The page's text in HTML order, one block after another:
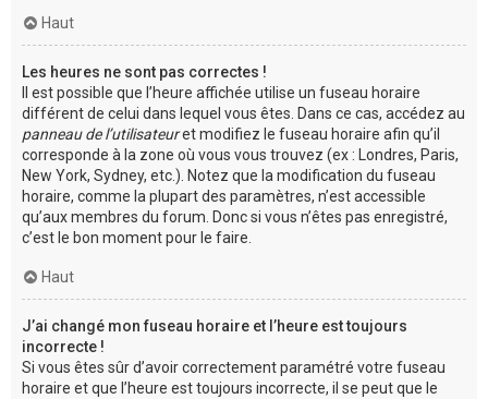
Haut
Les heures ne sont pas correctes !
Il est possible que l’heure affichée utilise un fuseau horaire
différent de celui dans lequel vous êtes. Dans ce cas, accédez au
panneau de l’utilisateuret modifiez le fuseau horaire afin qu’il
corresponde à la zone où vous vous trouvez (ex : Londres, Paris,
New York, Sydney, etc.). Notez que la modification du fuseau
horaire, comme la plupart des paramètres, n’est accessible
qu’aux membres du forum. Donc si vous n’êtes pas enregistré,
c’est le bon moment pour le faire.
Haut
J’ai changé mon fuseau horaire et l’heure est toujours
incorrecte !
Si vous êtes sûr d’avoir correctement paramétré votre fuseau
horaire et que l’heure est toujours incorrecte, il se peut que le